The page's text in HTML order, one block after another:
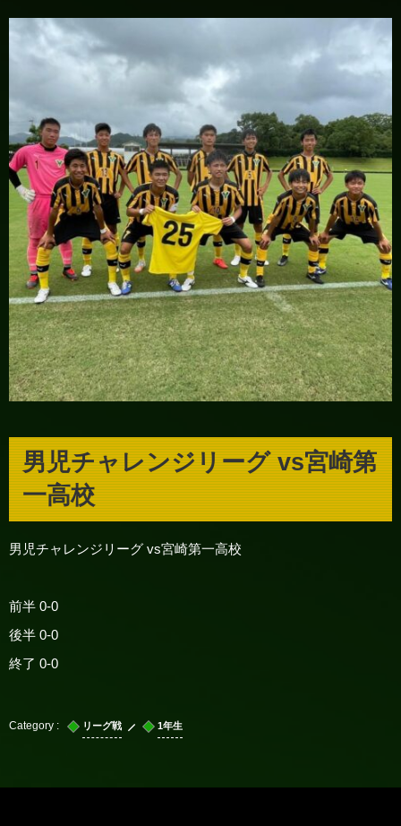
男児チャレンジリーグ vs宮崎第
一高校
男児チャレンジリーグ vs宮崎第一高校
前半 0-0
後半 0-0
終了 0-0
リーグ戦 1年生